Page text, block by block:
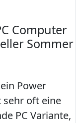
Computer
Sommer
Power
sehr oft eine
PC Variante,